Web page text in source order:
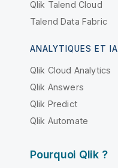
Qlik Talend Cloud
Talend Data Fabric
ANALYTIQUES ET IA
Qlik Cloud Analytics
Qlik Answers
Qlik Predict
Qlik Automate
Pourquoi Qlik ?